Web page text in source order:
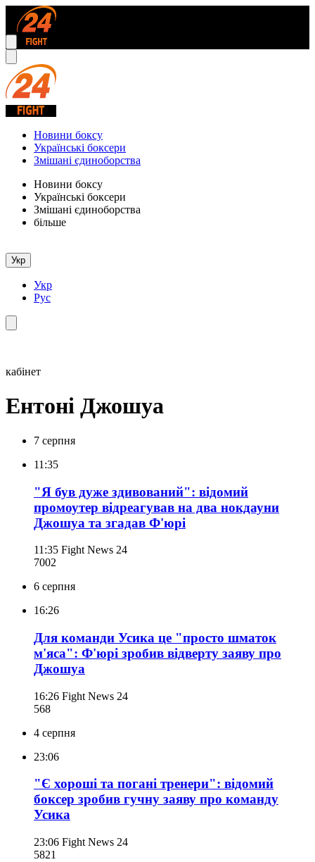
Новини боксу
Українські боксери
Змішані єдиноборства
Новини боксу
Українські боксери
Змішані єдиноборства
більше
Укр
Укр
Рус
кабінет
Ентоні Джошуа
7 серпня
11:35
"Я був дуже здивований": відомий
промоутер відреагував на два нокдауни
Джошуа та згадав Ф'юрі
11:35 Fight News 24
7002
6 серпня
16:26
Для команди Усика це "просто шматок
м'яса": Ф'юрі зробив відверту заяву про
Джошуа
16:26 Fight News 24
568
4 серпня
23:06
"Є хороші та погані тренери": відомий
боксер зробив гучну заяву про команду
Усика
23:06 Fight News 24
5821